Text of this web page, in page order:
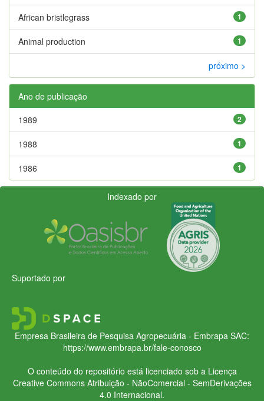
1
African bristlegrass
1
Animal production
próximo >
Ano de publicação
2
1989
1
1988
1
1986
Indexado por
Suportado por
Empresa Brasileira de Pesquisa Agropecuária - Embrapa SAC:
https://www.embrapa.br/fale-conosco
O conteúdo do repositório está licenciado sob a Licença
Creative CommonsAtribuição - NãoComercial - SemDerivações
4.0 Internacional.